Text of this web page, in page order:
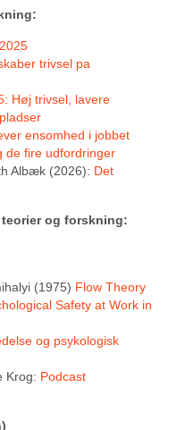
trivsel pa
Høj trivsel, lavere
ensomhed i jobbet
de fire udfordringer
Albæk (2026): Det
og forskning:
(1975) Flow Theory
Safety at Work in
og psykologisk
Krog: Podcast